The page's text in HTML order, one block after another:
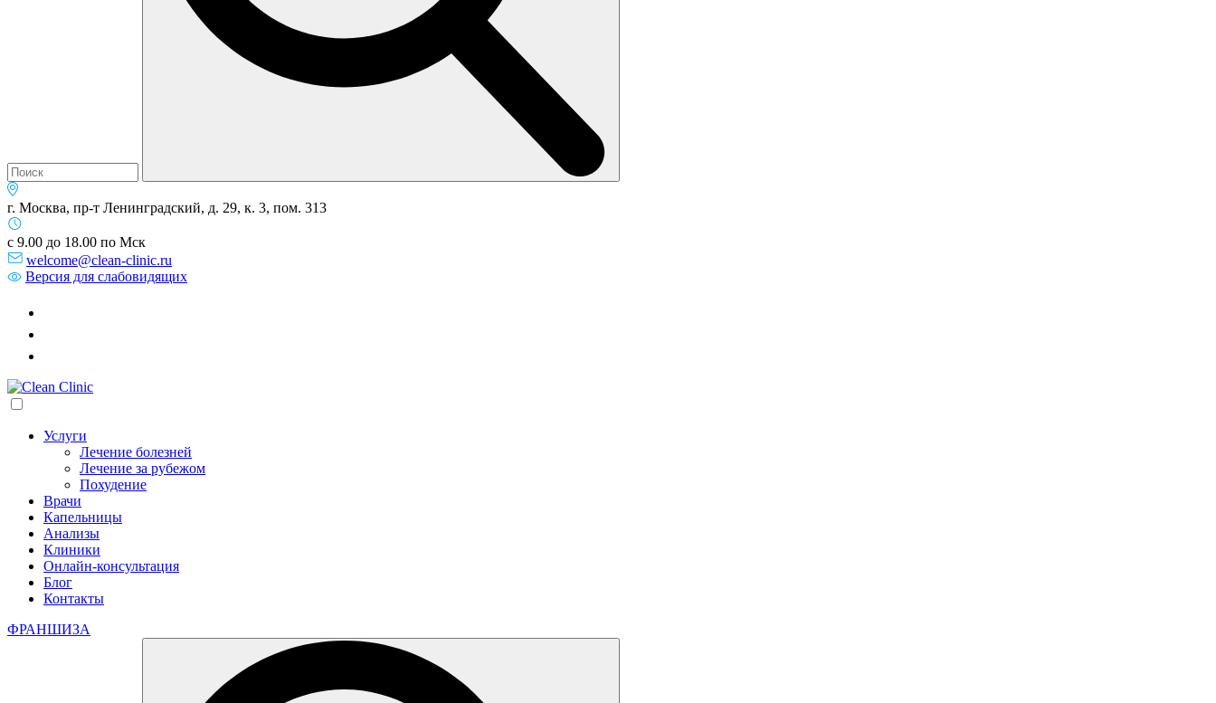
г. Москва, пр-т Ленинградский, д. 29, к. 3, пом. 313
с 9.00 до 18.00 по Мск
welcome@clean-clinic.ru
Версия для слабовидящих
Услуги
Лечение болезней
Лечение за рубежом
Похудение
Врачи
Капельницы
Анализы
Клиники
Онлайн-консультация
Блог
Контакты
ФРАНШИЗА